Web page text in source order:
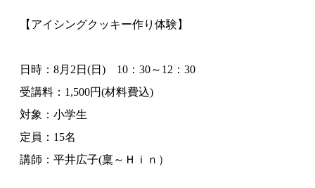
【アイシングクッキー作り体験】
日時：8月2日(日) 10：30～12：30
受講料：1,500円(材料費込)
対象：小学生
定員：15名
講師：平井広子(稟～Ｈｉｎ）